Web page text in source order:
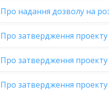
надання дозволу на
затвердження
затвердження
затвердження проекту